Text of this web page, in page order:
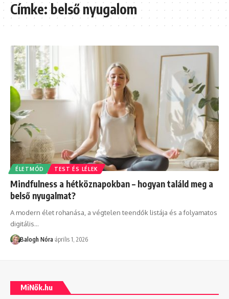
Címke:belső nyugalom
ÉLETMÓD TEST ÉS LÉLEK
Mindfulness a hétköznapokban – hogyan találd meg a
belső nyugalmat?
A modern élet rohanása, a végtelen teendők listája és a folyamatos
digitális…
Balogh Nóra április 1, 2026
MiNők.hu